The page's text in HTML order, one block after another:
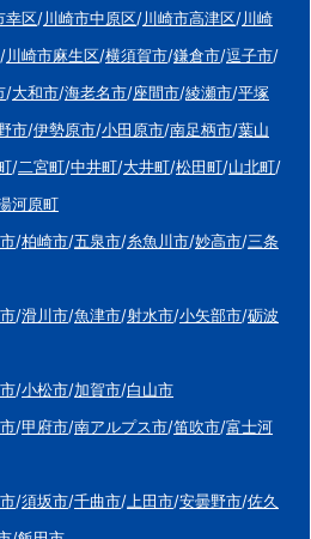
幸区/川崎市中原区/川崎市高津区/川崎
/川崎市麻生区/横須賀市/鎌倉市/逗子市/
/大和市/海老名市/座間市/綾瀬市/平塚
市/伊勢原市/小田原市/南足柄市/葉山
/二宮町/中井町/大井町/松田町/山北町/
河原町
/柏崎市/五泉市/糸魚川市/妙高市/三条
/滑川市/魚津市/射水市/小矢部市/砺波
/小松市/加賀市/白山市
/甲府市/南アルプス市/笛吹市/富士河
/須坂市/千曲市/ 上田市/安曇野市/佐久